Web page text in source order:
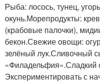
Рыба: лосось, тунец,
окунь.Морепродукты:
(крабовые палочки),
бекон.Свежие овощи:
зелёный лук.Сливочный
«Филадельфия».Сладкий
Экспериментировать с